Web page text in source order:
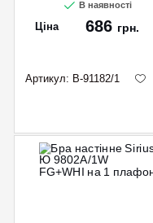
В наявності
Ціна 686 грн.
Артикул: B-91182/1